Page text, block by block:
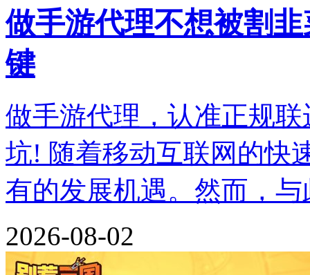
做手游代理不想被割
键
做手游代理，认准正规
坑! 随着移动互联网的快
有的发展机遇。然而，
2026-08-02